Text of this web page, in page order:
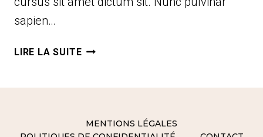
sapien…
LIRE LA SUITEROSE
MENTIONS LÉGALES